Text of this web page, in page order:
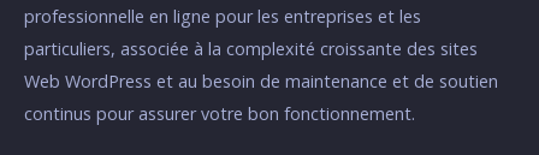
professionnelle en ligne pour les entreprises et les
particuliers, associée à la complexité croissante des sites
Web WordPress et au besoin de maintenance et de soutien
continus pour assurer votre bon fonctionnement.